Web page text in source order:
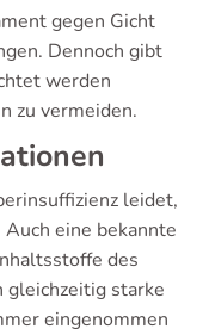
gegen Gicht
Dennoch gibt
werden
zu vermeiden.
leidet,
eine bekannte
des
gleichzeitig starke
eingenommen